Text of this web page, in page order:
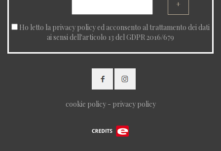
+
Ho letto la privacy policyed acconsento al trattamento dei dati
ai sensi dell'articolo 13 del GDPR 2016/679
cookie policy- privacy policy